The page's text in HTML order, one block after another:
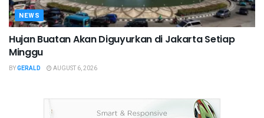
NEWS
Hujan Buatan Akan Diguyurkan di Jakarta Setiap
Minggu
BYGERALD AUGUST 6, 2026